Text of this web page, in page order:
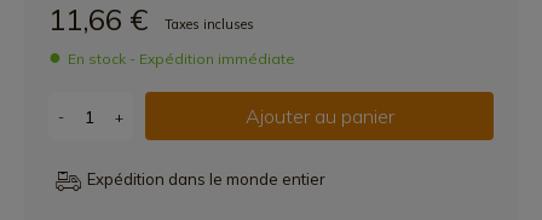
11,66 € Taxes incluses
En stock - Expédition immédiate
- + Ajouter au panier
Expédition dans le monde entier